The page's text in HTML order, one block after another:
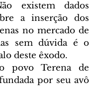
existem dados
a inserção dos
no mercado de
sem dúvida é o
deste êxodo.
povo Terena de
por seu avô